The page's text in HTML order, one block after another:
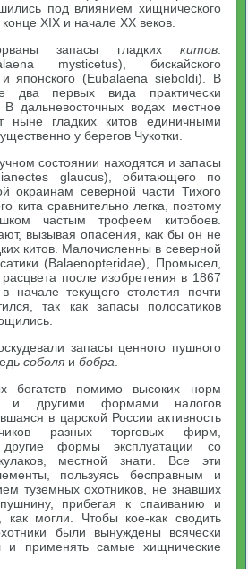
под влиянием хищнического
XIX и начале XX веков.
запасы гладких китов:
mysticetus), бискайского
японского (Eubalaena sieboldi). В
два первых вида практически
дальневосточных водах местное
ныне гладких китов единичными
у берегов Чукотки.
состоянии находятся и запасы
glaucus), обитающего по
окраинам северной части Тихого
кита сравнительно легка, поэтому
частым трофеем китобоев.
вызывая опасения, как бы он не
китов. Малочисленны в северной
(Balaenopteridae), Промысел,
после изобретения в 1867
начале текущего столетия почти
так как запасы полосатиков
запасы ценного пушного
соболя ибобра
богатств помимо высоких норм
и другими формами налогов
в царской России активность
разных торговых фирм,
формы эксплуатации со
местной знати. Все эти
пользуясь бесправным и
туземных охотников, не знавших
прибегая к спаиванию и
могли. Чтобы кое-как сводить
были вынуждены всячески
и применять самые хищнические